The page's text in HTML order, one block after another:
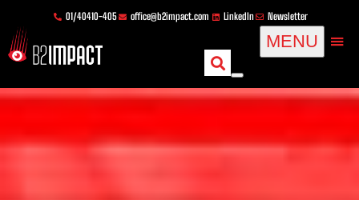
Inhalt
springen
01/40410-405 office@b2impact.com LinkedIn Newsletter
MENU